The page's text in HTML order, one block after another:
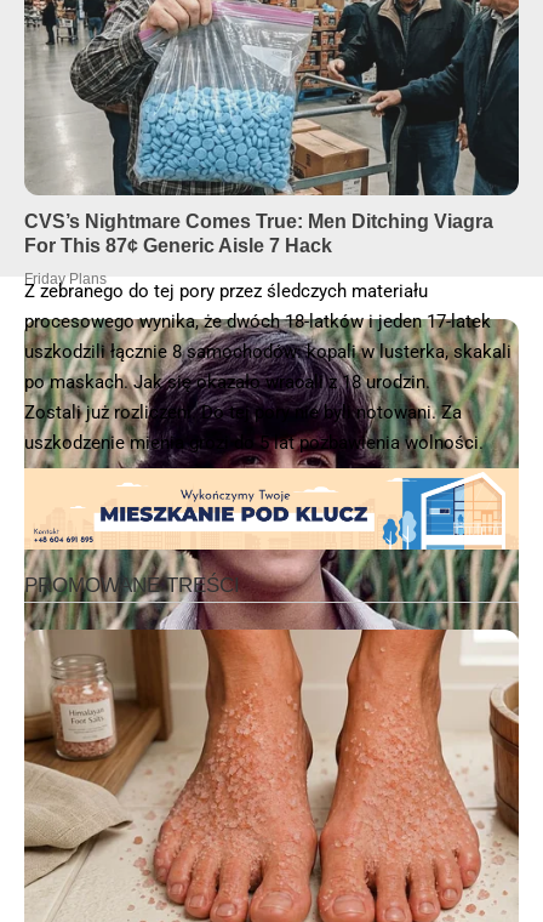
Z zebranego do tej pory przez śledczych materiału
procesowego wynika, że dwóch 18-latków i jeden 17-latek
uszkodzili łącznie 8 samochodów: kopali w lusterka, skakali
po maskach. Jak się okazało wracali z 18 urodzin.
Zostali już rozliczeni. Do tej pory nie byli notowani. Za
uszkodzenie mienia grozi do 5 lat pozbawienia wolności.